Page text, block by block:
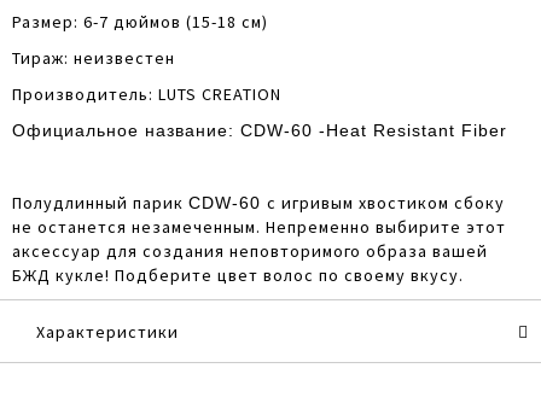
Размер: 6-7 дюймов (15-18 см)
Тираж: неизвестен
Производитель: LUTS CREATION
Официальное название: CDW-60 -Heat Resistant Fiber
Полудлинный парик CDW-60 с игривым хвостиком сбоку
не останется незамеченным. Непременно выбирите этот
аксессуар для создания неповторимого образа вашей
БЖД кукле! Подберите цвет волос по своему вкусу.
Характеристики